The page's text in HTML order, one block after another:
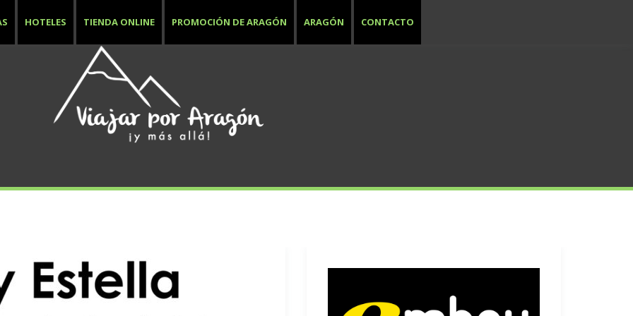
HOTELES TIENDA ONLINE PROMOCIÓN DE ARAGÓN ARAGÓN CONTACTO